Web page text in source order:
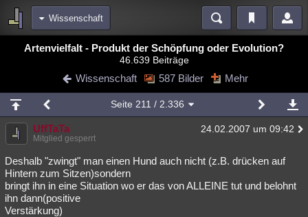
Wissenschaft
Bereiche
Diskussionen Blogs Videos
Chat Wiki Neuigkeiten
meine Rubriken
Menschen Mystery Kriminalfälle
Spiritualität Verschwörungen Technologie Ufologie
Natur Umfragen Unterhaltung
weitere Rubriken
Artenvielfalt - Produkt der Schöpfung oder Evolution?
46.639 Beiträge
Wissenschaft 587 Bilder Mehr
Seite211 / 2.336
UffTaTa 24.02.2007 um 09:42
Mitglied gesperrt
Deshalb "zwingt" man einen Hund auch nicht (z.B. drücken auf
Hintern zum Sitzen)sondern
bringt ihn in eine Situation wo er das von ALLEINE tut und belohnt
ihn dann(positive
Verstärkung)